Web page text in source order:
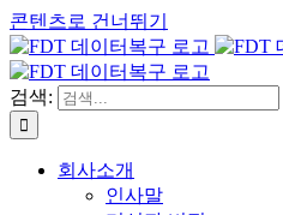
콘텐츠로 건너뛰기
검색:
회사소개
인사말